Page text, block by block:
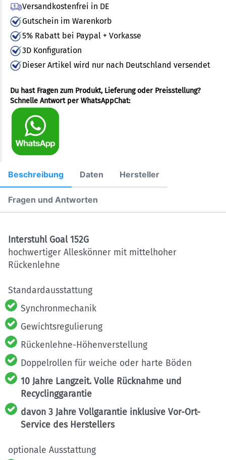
Versandkostenfrei in DE
Gutschein im Warenkorb
5% Rabatt bei Paypal + Vorkasse
3D Konfiguration
Dieser Artikel wird nur nach Deutschland versendet
Du hast Fragen zum Produkt, Lieferung oder Preisstellung?
Schnelle Antwort per WhatsAppChat:
Beschreibung Daten Hersteller
Fragen und Antworten
Interstuhl Goal 152G
hochwertiger Alleskönner mit mittelhoher
Rückenlehne
Standardausstattung
Synchronmechanik
Gewichtsregulierung
Rückenlehne-Höhenverstellung
Doppelrollen für weiche oder harte Böden
10 Jahre Langzeit. Volle Rücknahme und
Recyclinggarantie
davon 3 Jahre Vollgarantie inklusive Vor-Ort-
Service des Herstellers
optionale Ausstattung